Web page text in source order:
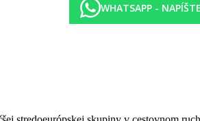
medzi 10:00 a 24:00, miestne alkoholické
WHATSAPP -